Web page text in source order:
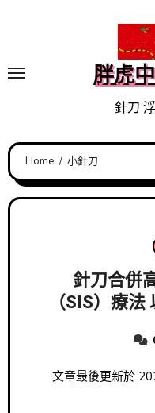
胖虎
針刀
Home 小針刀
針刀合併
（SIS）療
文章最後更新於 2025 年 7 月 19 日 文／胖虎中